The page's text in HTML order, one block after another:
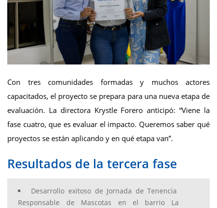
Con tres comunidades formadas y muchos actores
capacitados, el proyecto se prepara para una nueva etapa de
evaluación. La directora Krystle Forero anticipó: “Viene la
fase cuatro, que es evaluar el impacto. Queremos saber qué
proyectos se están aplicando y en qué etapa van”.
Resultados de la tercera fase
Desarrollo exitoso de Jornada de Tenencia
Responsable de Mascotas en el barrio La